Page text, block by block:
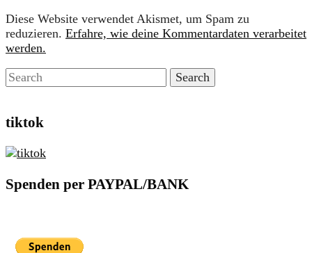
Diese Website verwendet Akismet, um Spam zu
reduzieren. Erfahre, wie deine Kommentardaten verarbeitet
werden.
tiktok
Spenden per PAYPAL/BANK